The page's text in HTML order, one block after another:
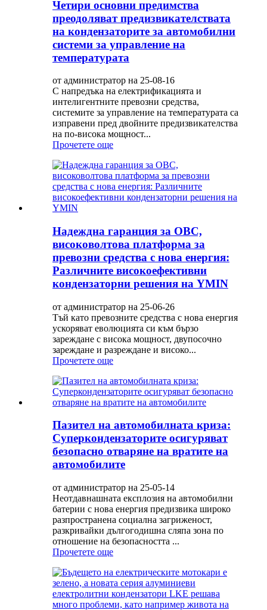
Четири основни предимства
преодоляват предизвикателствата
на кондензаторите за автомобилни
системи за управление на
температурата
от администратор на 25-08-16
С напредъка на електрификацията и
интелигентните превозни средства,
системите за управление на температурата са
изправени пред двойните предизвикателства
на по-висока мощност...
Прочетете още
Надеждна гаранция за OBC,
високоволтова платформа за
превозни средства с нова енергия:
Различните високоефективни
кондензаторни решения на YMIN
от администратор на 25-06-26
Тъй като превозните средства с нова енергия
ускоряват еволюцията си към бързо
зареждане с висока мощност, двупосочно
зареждане и разреждане и високо...
Прочетете още
Пазител на автомобилната криза:
Суперкондензаторите осигуряват
безопасно отваряне на вратите на
автомобилите
от администратор на 25-05-14
Неотдавнашната експлозия на автомобилни
батерии с нова енергия предизвика широко
разпространена социална загриженост,
разкривайки дългогодишна сляпа зона по
отношение на безопасността ...
Прочетете още